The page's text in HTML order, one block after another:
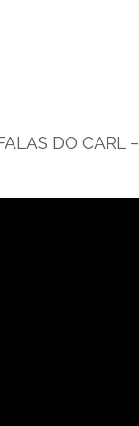
DO CARL –